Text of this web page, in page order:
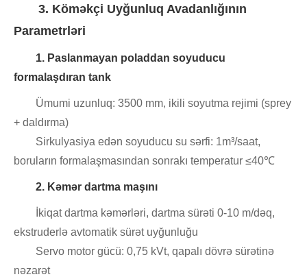
3. Köməkçi Uyğunluq Avadanlığının
Parametrləri
1. Paslanmayan poladdan soyuducu
formalaşdıran tank
Ümumi uzunluq: 3500 mm, ikili soyutma rejimi (sprey
+ daldırma)
Sirkulyasiya edən soyuducu su sərfi: 1m³/saat,
boruların formalaşmasından sonrakı temperatur ≤40℃
2. Kəmər dartma maşını
İkiqat dartma kəmərləri, dartma sürəti 0-10 m/dəq,
ekstruderlə avtomatik sürət uyğunluğu
Servo motor gücü: 0,75 kVt, qapalı dövrə sürətinə
nəzarət